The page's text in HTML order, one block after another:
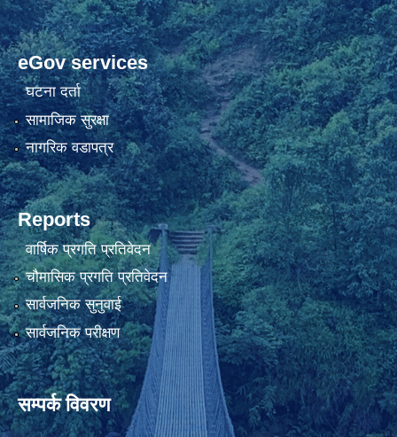
eGov services
घटना दर्ता
सामाजिक सुरक्षा
नागरिक वडापत्र
Reports
वार्षिक प्रगति प्रतिवेदन
चौमासिक प्रगति प्रतिवेदन
सार्वजनिक सुनुवाई
सार्वजनिक परीक्षण
सम्पर्क विवरण